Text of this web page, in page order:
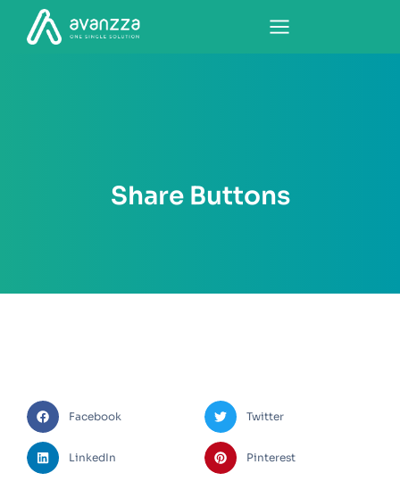
Share Buttons
Facebook Twitter
LinkedIn Pinterest